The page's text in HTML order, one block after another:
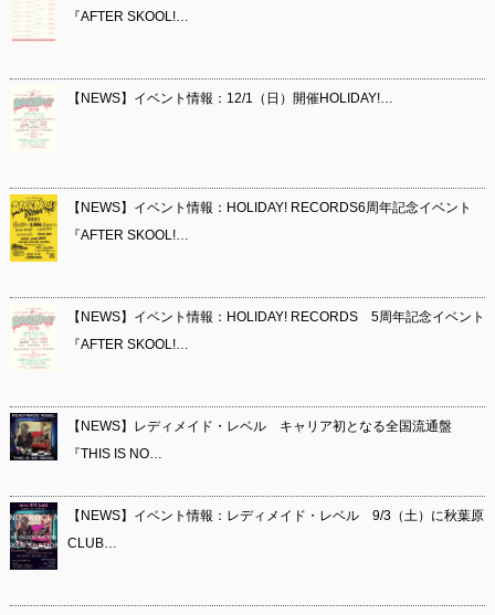
『AFTER SKOOL!…
【NEWS】イベント情報：12/1（日）開催HOLIDAY!…
【NEWS】イベント情報：HOLIDAY! RECORDS6周年記念イベント
『AFTER SKOOL!…
【NEWS】イベント情報：HOLIDAY! RECORDS 5周年記念イベント
『AFTER SKOOL!…
【NEWS】レディメイド・レベル キャリア初となる全国流通盤
『THIS IS NO…
【NEWS】イベント情報：レディメイド・レベル 9/3（土）に秋葉原
CLUB…